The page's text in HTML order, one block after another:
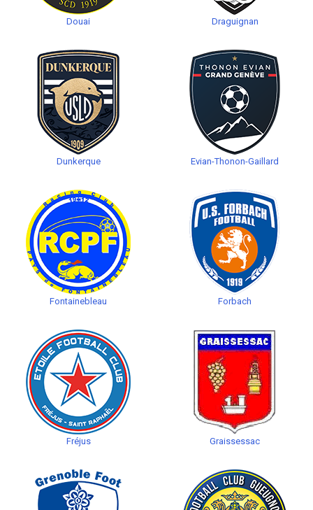
Douai Draguignan
Dunkerque Evian-Thonon-Gaillard
Fontainebleau Forbach
Fréjus Graissessac